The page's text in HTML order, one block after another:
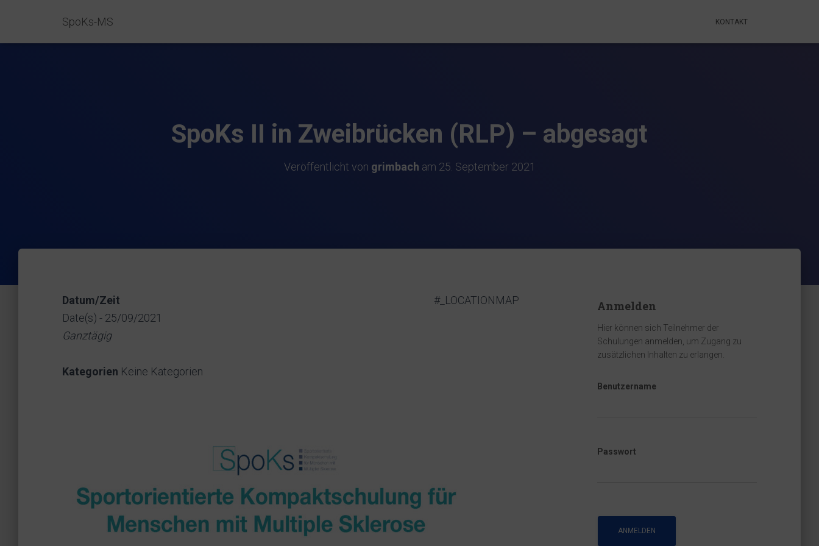
SpoKs-MS KONTAKT
SpoKs II in Zweibrücken (RLP) – abgesagt
Veröffentlicht von grimbach am 25. September 2021
#_LOCATIONMAP
Datum/Zeit
Date(s) - 25/09/2021
Ganztägig
Kategorien Keine Kategorien
Anmelden
Hier können sich Teilnehmer der
Schulungen anmelden, um Zugang zu
zusätzlichen Inhalten zu erlangen.
Benutzername
Passwort